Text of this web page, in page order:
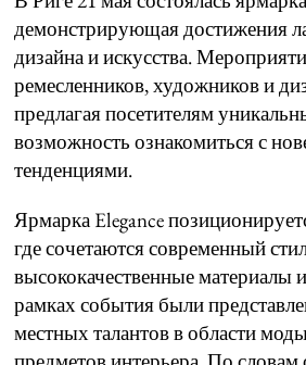
демонстрирующая достижения
дизайна и искусства.
ремесленников, художников и
предлагая посетителям
возможность ознакомиться с
тенденциями.
Ярмарка Elegance
где сочетаются современный
высококачественные материалы
рамках события были
местных талантов в области